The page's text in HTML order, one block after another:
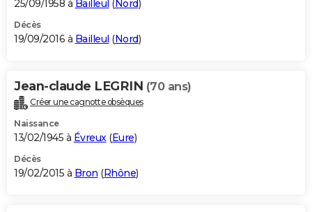
25/09/1958 à Bailleul ( Nord)
Décès
19/09/2016 à Bailleul (Nord)
Jean-claude LEGRIN (70 ans)
Créer une cagnotte obsèques
Naissance
13/02/1945 à Évreux(Eure)
Décès
19/02/2015 à Bron (Rhône)